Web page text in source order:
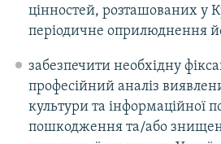
цінностей, розташованих у
періодичне оприлюднення
забезпечити необхідну
професійний аналіз
культури та інформаційної
пошкодження та/або